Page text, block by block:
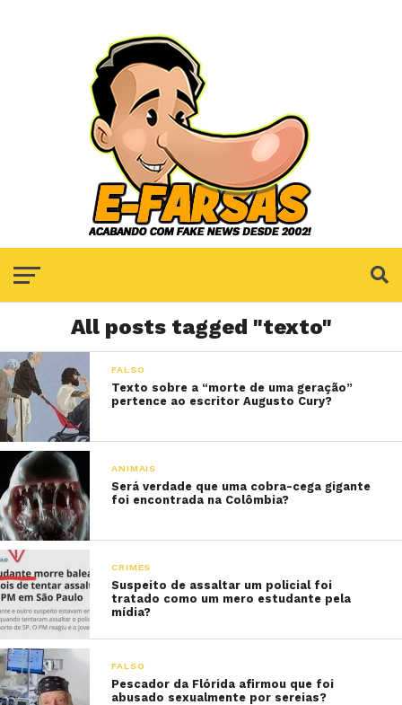
All posts tagged "texto"
FALSO
Texto sobre a “morte de uma geração”
pertence ao escritor Augusto Cury?
ANIMAIS
Será verdade que uma cobra-cega gigante
foi encontrada na Colômbia?
CRIMES
Suspeito de assaltar um policial foi
tratado como um mero estudante pela
mídia?
FALSO
Pescador da Flórida afirmou que foi
abusado sexualmente por sereias?